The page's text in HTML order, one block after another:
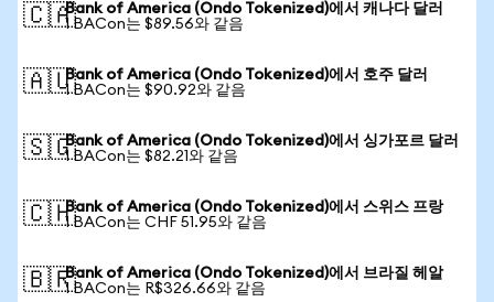
🇨🇦Bank of America (Ondo Tokenized)에서 캐나다 달러
1 BACon는 $89.56와 같음
🇦🇺Bank of America (Ondo Tokenized)에서 호주 달러
1 BACon는 $90.92와 같음
🇸🇬Bank of America (Ondo Tokenized)에서 싱가포르 달러
1 BACon는 $82.21와 같음
🇨🇭Bank of America (Ondo Tokenized)에서 스위스 프랑
1 BACon는 CHF 51.95와 같음
🇧🇷Bank of America (Ondo Tokenized)에서 브라질 헤알
1 BACon는 R$326.66와 같음